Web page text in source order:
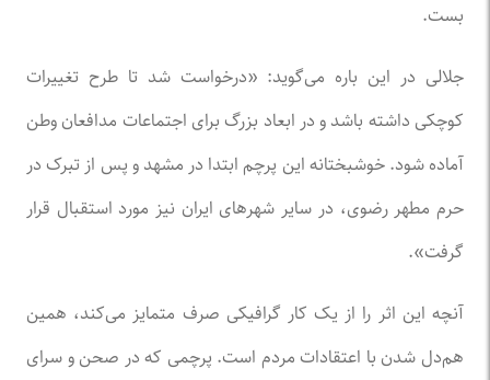
بست.
‌جلالی در این باره می‌گوید: «درخواست شد تا طرح تغییرات
کوچکی داشته باشد و در ابعاد بزرگ برای اجتماعات مدافعان وطن
آماده شود. خوشبختانه این پرچم ابتدا در مشهد و پس از تبرک در
حرم مطهر رضوی، در سایر شهر‌های ایران نیز مورد استقبال قرار
گرفت».
آنچه این اثر را از یک کار گرافیکی صرف متمایز می‌کند، همین
هم‌دل شدن با اعتقادات مردم است. پرچمی که در صحن و سرای